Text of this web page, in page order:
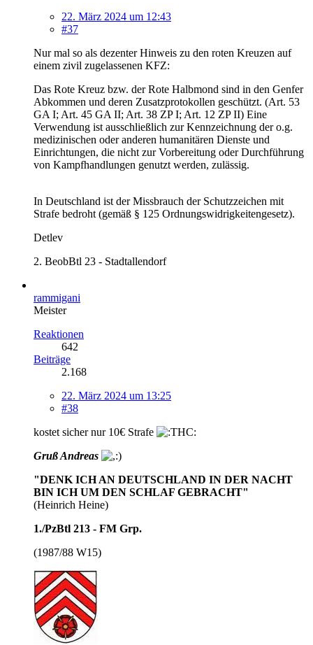
22. März 2024 um 12:43
#37
Nur mal so als dezenter Hinweis zu den roten Kreuzen auf
einem zivil zugelassenen KFZ:
Das Rote Kreuz bzw. der Rote Halbmond sind in den Genfer
Abkommen und deren Zusatzprotokollen geschützt. (Art. 53
GA I; Art. 45 GA II; Art. 38 ZP I; Art. 12 ZP II) Eine
Verwendung ist ausschließlich zur Kennzeichnung der o.g.
medizinischen oder anderen humanitären Dienste und
Einrichtungen, die nicht zur Vorbereitung oder Durchführung
von Kampfhandlungen genutzt werden, zulässig.
In Deutschland ist der Missbrauch der Schutzzeichen mit
Strafe bedroht (gemäß § 125 Ordnungswidrigkeitengesetz).
Detlev
2. BeobBtl 23 - Stadtallendorf
rammigani
Meister
Reaktionen
642
Beiträge
2.168
22. März 2024 um 13:25
#38
kostet sicher nur 10€ Strafe
Gruß Andreas
"DENK ICH AN DEUTSCHLAND IN DER NACHT
BIN ICH UM DEN SCHLAF GEBRACHT"
(Heinrich Heine)
1./PzBtl 213 - FM Grp.
(1987/88 W15)